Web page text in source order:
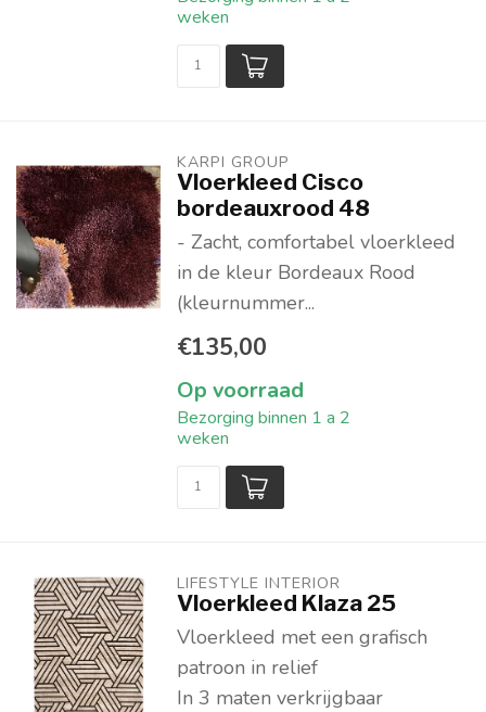
weken
KARPI GROUP
Vloerkleed Cisco
bordeauxrood 48
- Zacht, comfortabel vloerkleed
in de kleur Bordeaux Rood
(kleurnummer...
€135,00
Op voorraad
Bezorging binnen 1 a 2
weken
LIFESTYLE INTERIOR
Vloerkleed Klaza 25
Vloerkleed met een grafisch
patroon in relief
In 3 maten verkrijgbaar